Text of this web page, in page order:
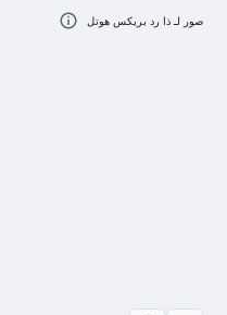
صور لـ ذا رد بريكس هوتل